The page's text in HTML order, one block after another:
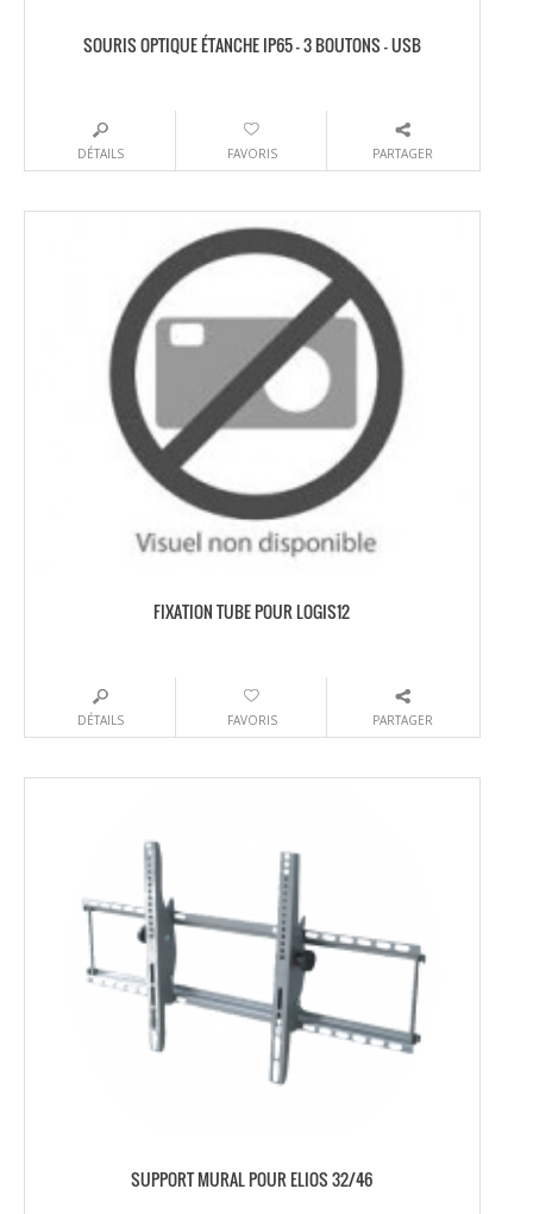
SOURIS OPTIQUE ÉTANCHE IP65 – 3 BOUTONS – USB
DÉTAILS FAVORIS PARTAGER
FIXATION TUBE POUR LOGIS12
DÉTAILS FAVORIS PARTAGER
SUPPORT MURAL POUR ELIOS 32/46